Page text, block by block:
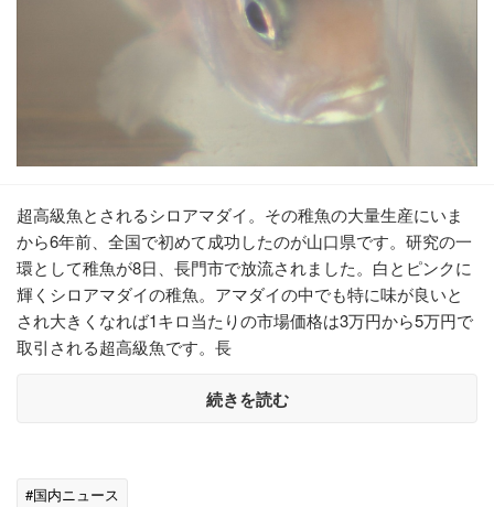
超高級魚とされるシロアマダイ。その稚魚の大量生産にいま
から6年前、全国で初めて成功したのが山口県です。研究の一
環として稚魚が8日、長門市で放流されました。白とピンクに
輝くシロアマダイの稚魚。アマダイの中でも特に味が良いと
され大きくなれば1キロ当たりの市場価格は3万円から5万円で
取引される超高級魚です。長
続きを読む
#国内ニュース